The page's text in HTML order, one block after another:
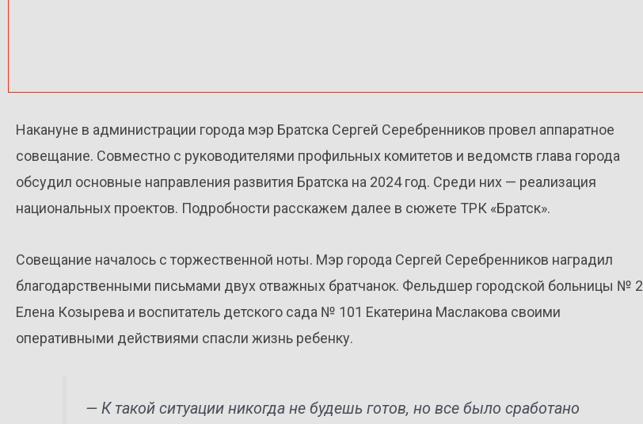
Накануне в администрации города мэр Братска Сергей Серебренников провел аппаратное
совещание. Совместно с руководителями профильных комитетов и ведомств глава города
обсудил основные направления развития Братска на 2024 год. Среди них — реализация
национальных проектов. Подробности расскажем далее в сюжете ТРК «Братск».
Совещание началось с торжественной ноты. Мэр города Сергей Серебренников наградил
благодарственными письмами двух отважных братчанок. Фельдшер городской больницы № 2
Елена Козырева и воспитатель детского сада № 101 Екатерина Маслакова своими
оперативными действиями спасли жизнь ребенку.
— К такой ситуации никогда не будешь готов, но все было сработано